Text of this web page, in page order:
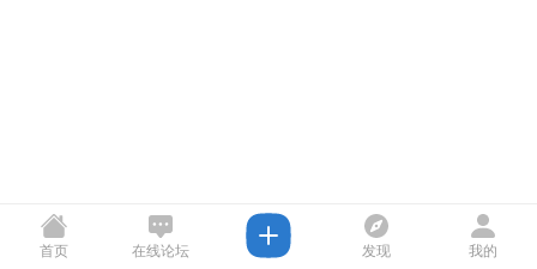
首页 在线论坛 发现 我的